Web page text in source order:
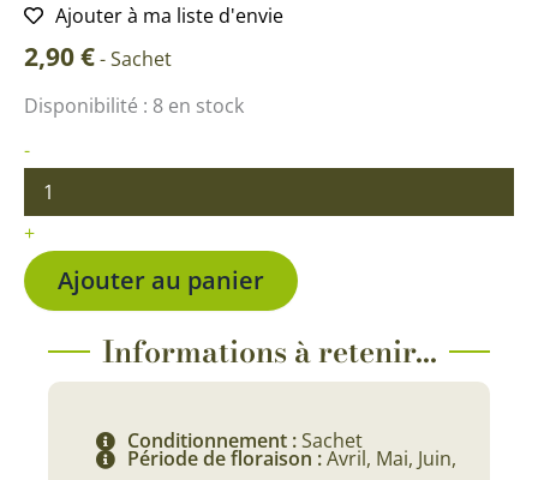
Ajouter à ma liste d'envie
2,90€-Sachet
Disponibilité : 8 en stock
-
quantité
Eschscholtzia
de
Californie
double
varié
+
Ajouter au panier
Informations à retenir...
Conditionnement :Sachet
Période de floraison :Avril, Mai, Juin,